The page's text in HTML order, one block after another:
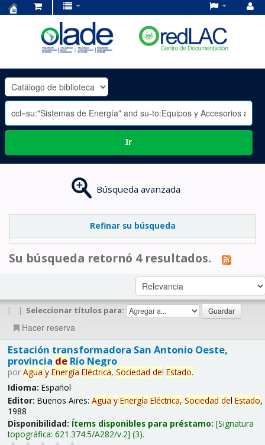
OLADE
-
Ir
Búsqueda avanzada
Refinar su búsqueda
Su búsqueda retornó 4 resultados.
| | Seleccionar títulos para:
Hacer reserva
Estación transformadora San Antonio Oeste,
provincia deRío Negro
por Agua y Energía Eléctrica, Sociedad del Estado.
Idioma: Español
Editor: Buenos Aires: Agua y Energía Eléctrica, Sociedad del Estado,
1988
Disponibilidad: Ítems disponibles para préstamo: Signatura
topográfica: 621.374.5/A282/v.2 (3).